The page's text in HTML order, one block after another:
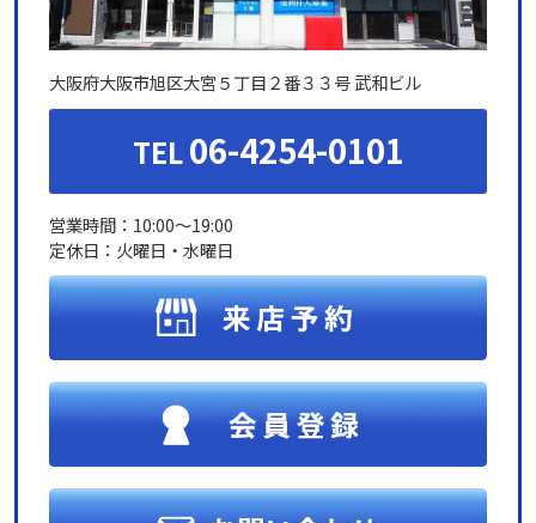
大阪府大阪市旭区大宮５丁目２番３３号 武和ビル
TEL06-4254-0101
営業時間：10:00～19:00
定休日：火曜日・水曜日